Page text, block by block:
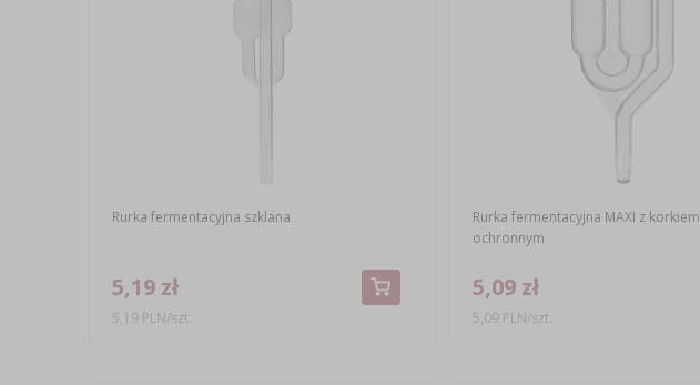
Rurka fermentacyjna szklana
5,19 zł
5,19 PLN/szt.
Rurka fermentacyjna MAXI z korkiem
ochronnym
5,09 zł
5,09 PLN/szt.